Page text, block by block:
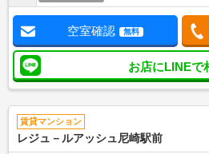
空室確認 無料
お店にLINEで
賃貸マンション
レジュ－ルアッシュ尼崎駅前